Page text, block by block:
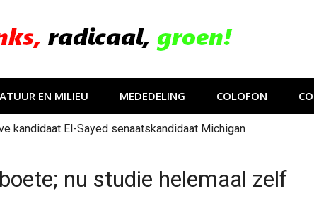
EN MILIEU MEDEDELING COLOFON
kandidaat El-Sayed senaatskandidaat Michigan
nu studie helemaal zelf